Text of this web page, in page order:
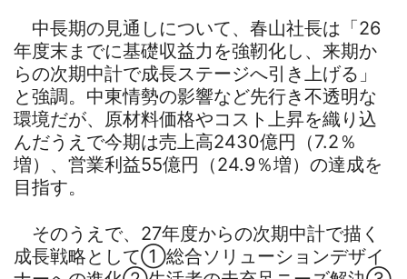
中長期の見通しについて、春山社長は「26
年度末までに基礎収益力を強靭化し、来期か
らの次期中計で成長ステージへ引き上げる」
と強調。中東情勢の影響など先行き不透明な
環境だが、原材料価格やコスト上昇を織り込
んだうえで今期は売上高2430億円（7.2％
増）、営業利益55億円（24.9％増）の達成を
目指す。
そのうえで、27年度からの次期中計で描く
成長戦略として①総合ソリューションデザイ